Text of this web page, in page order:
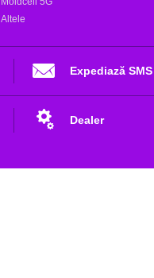
Altele
Expediază SMS
Dealer